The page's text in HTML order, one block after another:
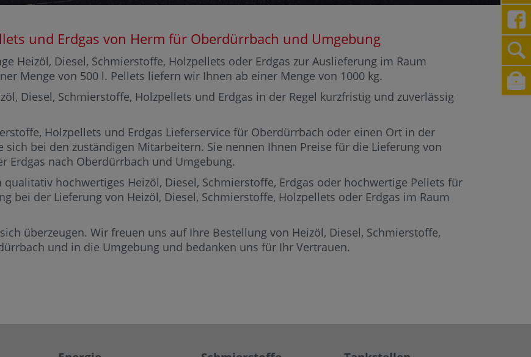
und Erdgas von Herm für Oberdürrbach und Umgebung
Heizöl, Diesel, Schmierstoffe, Holzpellets oder Erdgas zur Auslieferung im Raum
Menge von 500 l. Pellets liefern wir Ihnen ab einer Menge von 1000 kg.
Diesel, Schmierstoffe, Holzpellets und Erdgas in der Regel kurzfristig und zuverlässig
Holzpellets und Erdgas Lieferservice für Oberdürrbach oder einen Ort in der
sich bei den zuständigen Mitarbeitern. Sie nennen Ihnen Preise für die Lieferung von
Erdgas nach Oberdürrbach und Umgebung.
hochwertiges Heizöl, Diesel, Schmierstoffe, Erdgas oder hochwertige Pellets für
bei der Lieferung von Heizöl, Diesel, Schmierstoffe, Holzpellets oder Erdgas im Raum
überzeugen. Wir freuen uns auf Ihre Bestellung von Heizöl, Diesel, Schmierstoffe,
und in die Umgebung und bedanken uns für Ihr Vertrauen.